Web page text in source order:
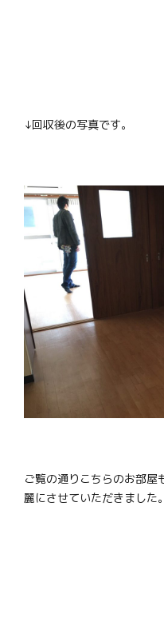
↓回収後の写真です。
ご覧の通りこちらのお部
麗にさせていただきました。